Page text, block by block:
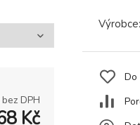
bez DPH
Kč
Výrobce:
Do